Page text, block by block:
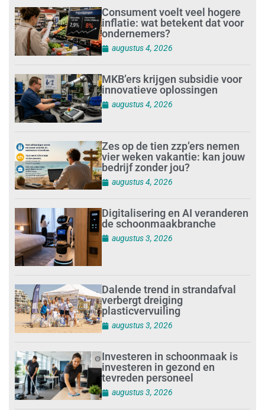
Consument voelt veel hogere
inflatie: wat betekent dat voor
ondernemers?
augustus 4, 2026
MKB’ers krijgen subsidie voor
innovatieve oplossingen
augustus 4, 2026
Zes op de tien zzp’ers nemen
vier weken vakantie: kan jouw
bedrijf zonder jou?
augustus 4, 2026
Digitalisering en AI veranderen
de schoonmaakbranche
augustus 3, 2026
Dalende trend in strandafval
verbergt dreiging
plasticvervuiling
augustus 3, 2026
Investeren in schoonmaak is
investeren in gezond en
tevreden personeel
augustus 3, 2026